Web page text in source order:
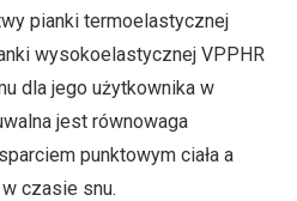
pianki termoelastycznej
wysokoelastycznej VPPHR
dla jego użytkownika w
jest równowaga
punktowym ciała a
czasie snu.